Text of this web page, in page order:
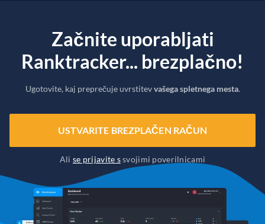
Začnite uporabljati
Ranktracker... brezplačno!
Ugotovite, kaj preprečuje uvrstitevvašega spletnega mesta.
USTVARITE BREZPLAČEN RAČUN
Alise prijavite ssvojimi poverilnicami